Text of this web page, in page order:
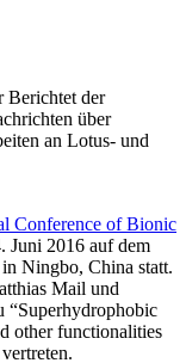
Berichtet der
über
an Lotus- und
Conference of Bionic
Juni 2016 auf dem
Ningbo, China statt.
Mail und
“Superhydrophobic
other functionalities